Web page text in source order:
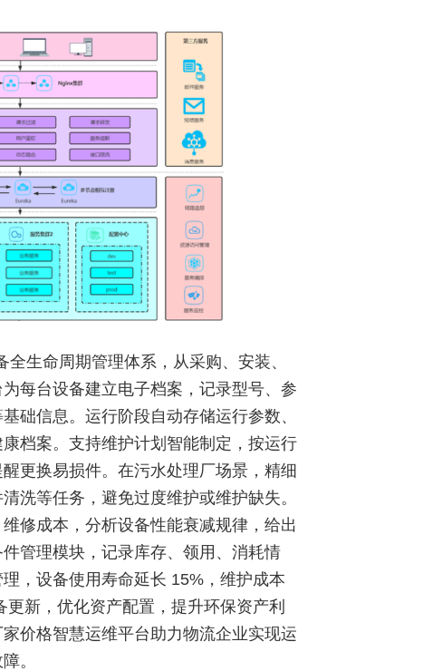
生命周期管理体系，从采购、安装、
每台设备建立电子档案，记录型号、参
础信息。运行阶段自动存储运行参数、
档案。支持维护计划智能制定，按运行
更换易损件。在污水处理厂场景，精细
洗等任务，避免过度维护或维护缺失。
修成本，分析设备性能衰减规律，给出
管理模块，记录库存、领用、消耗情
，设备使用寿命延长 15%，维护成本
新，优化资产配置，提升环保资产利
价格智慧运维平台助力物流企业实现运
。